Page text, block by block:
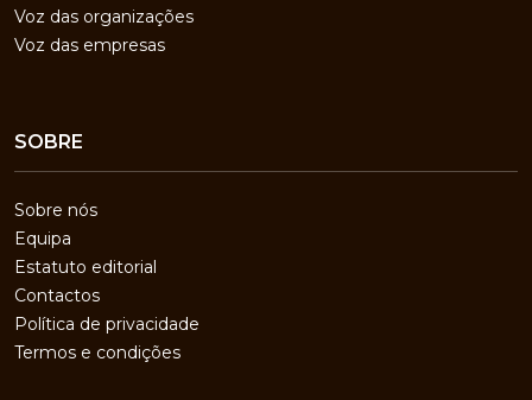
Voz das organizações
Voz das empresas
SOBRE
Sobre nós
Equipa
Estatuto editorial
Contactos
Política de privacidade
Termos e condições